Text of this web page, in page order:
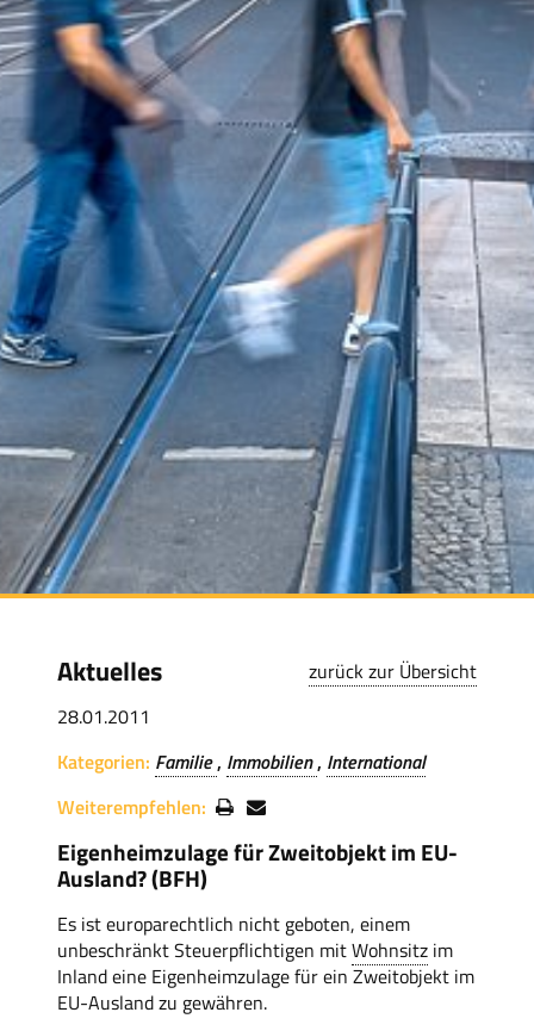
Aktuelles
28.01.2011
Kategorien: Familie Immobilien International
Weiterempfehlen:
zurück zur Übersicht
Eigenheimzulage für Zweitobjekt im EU-
Ausland? (BFH)
Es ist europarechtlich nicht geboten, einem
unbeschränkt Steuerpflichtigen mitWohnsitz im
Inland eine Eigenheimzulage für ein Zweitobjekt im
EU-Ausland zu gewähren.